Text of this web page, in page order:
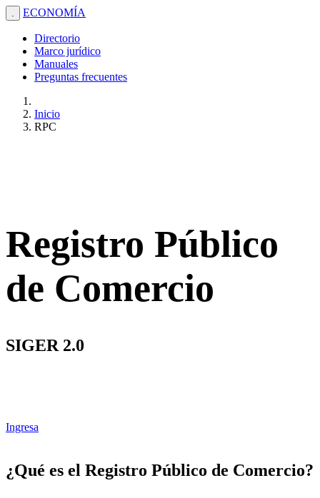
. ECONOMÍA
Directorio
Marco jurídico
Manuales
Preguntas frecuentes
Inicio
RPC
Registro Público
de Comercio
SIGER 2.0
Ingresa
¿Qué es el Registro Público de Comercio?